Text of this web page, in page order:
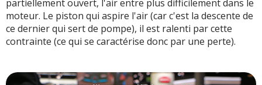
partiellement ouvert, l'air entre plus difficilement dans le
moteur. Le piston qui aspire l'air (car c'est la descente de
ce dernier qui sert de pompe), il est ralenti par cette
contrainte (ce qui se caractérise donc par une perte).